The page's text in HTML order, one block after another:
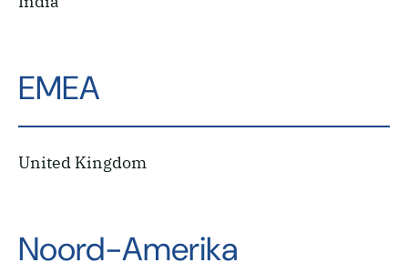
EMEA
United Kingdom
Noord-Amerika